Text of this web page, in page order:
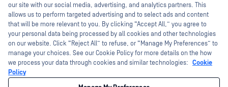
Beszéljen Egy Szakértővel
Címkék:MetaDefender Cloud
our site with our social media, advertising, and analytics partners. This
allows us to perform targeted advertising and to select ads and content
that will be more relevant to you. By clicking “Accept All,” you agree to
your personal data being processed by all cookies and other technologies
on our website. Click “Reject All” to refuse, or “Manage My Preferences” to
manage your choices. See our Cookie Policy for more details on the how
we process your data through cookies and similar technologies: Cookie
Policy
today?